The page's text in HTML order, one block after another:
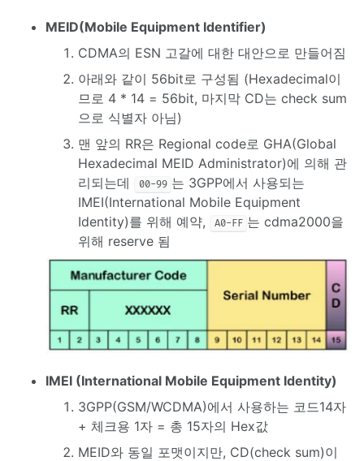
MEID(Mobile Equipment Identifier)
CDMA의 ESN 고갈에 대한 대안으로 만들어짐
아래와 같이 56bit로 구성됨 (Hexadecimal이
므로 4 * 14 = 56bit, 마지막 CD는 check sum
으로 식별자 아님)
맨 앞의 RR은 Regional code로 GHA(Global
Hexadecimal MEID Administrator)에 의해 관
리되는데
00-99 는 3GPP에서 사용되는
IMEI(International Mobile Equipment
Identity)를 위해 예약,
A0-FF 는 cdma2000을
위해 reserve 됨
IMEI (International Mobile Equipment Identity)
3GPP(GSM/WCDMA)에서 사용하는 코드14자
+ 체크용 1자 = 총 15자의 Hex값
MEID와 동일 포맷이지만, CD(check sum)이